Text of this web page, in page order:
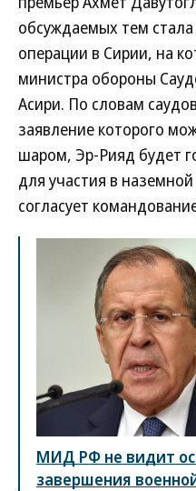
обсуждаемых тем
операции в Сирии, на
министра обороны
Асири. По словам
заявление которого
шаром, Эр-Рияд будет
для участия в
согласует
МИД РФ не видит
завершения